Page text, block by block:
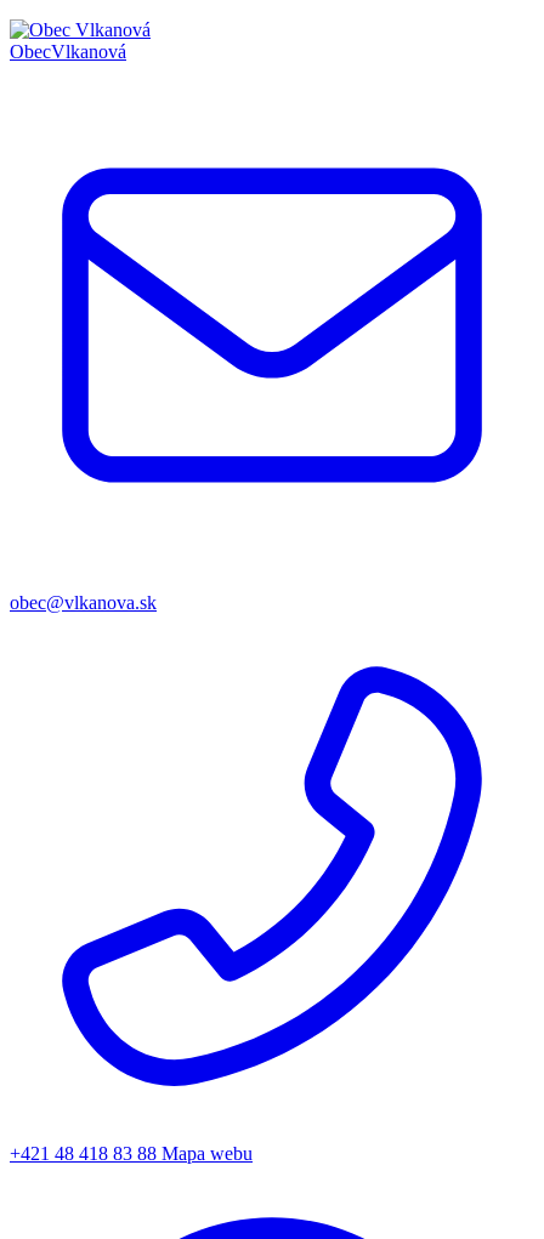
ObecVlkanová
obec@vlkanova.sk
+421 48 418 83 88 Mapa webu